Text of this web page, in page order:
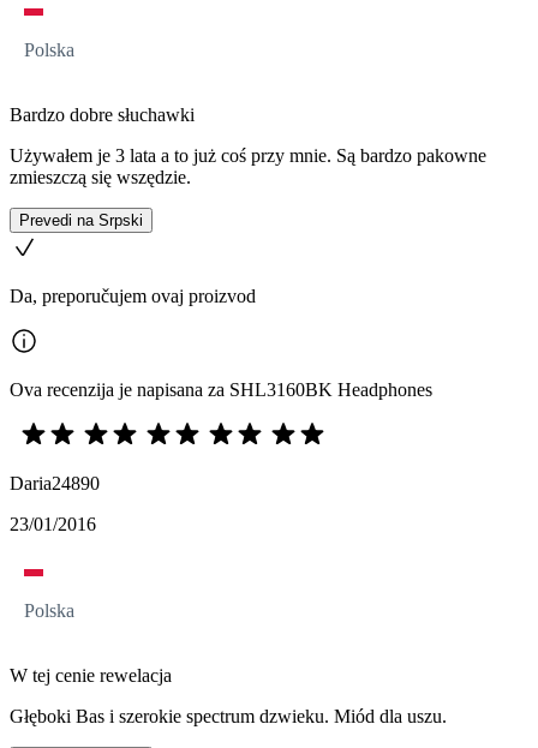
Polska
Bardzo dobre słuchawki
Używałem je 3 lata a to już coś przy mnie. Są bardzo pakowne
zmieszczą się wszędzie.
Prevedi na Srpski
Da, preporučujem ovaj proizvod
Ova recenzija je napisana za SHL3160BK Headphones
Daria24890
23/01/2016
Polska
W tej cenie rewelacja
Głęboki Bas i szerokie spectrum dzwieku. Miód dla uszu.